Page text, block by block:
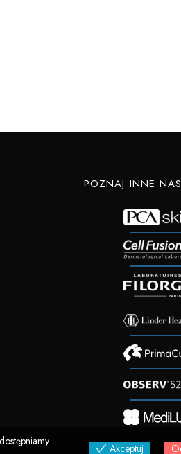
POZNAJ INNE
Akceptuj